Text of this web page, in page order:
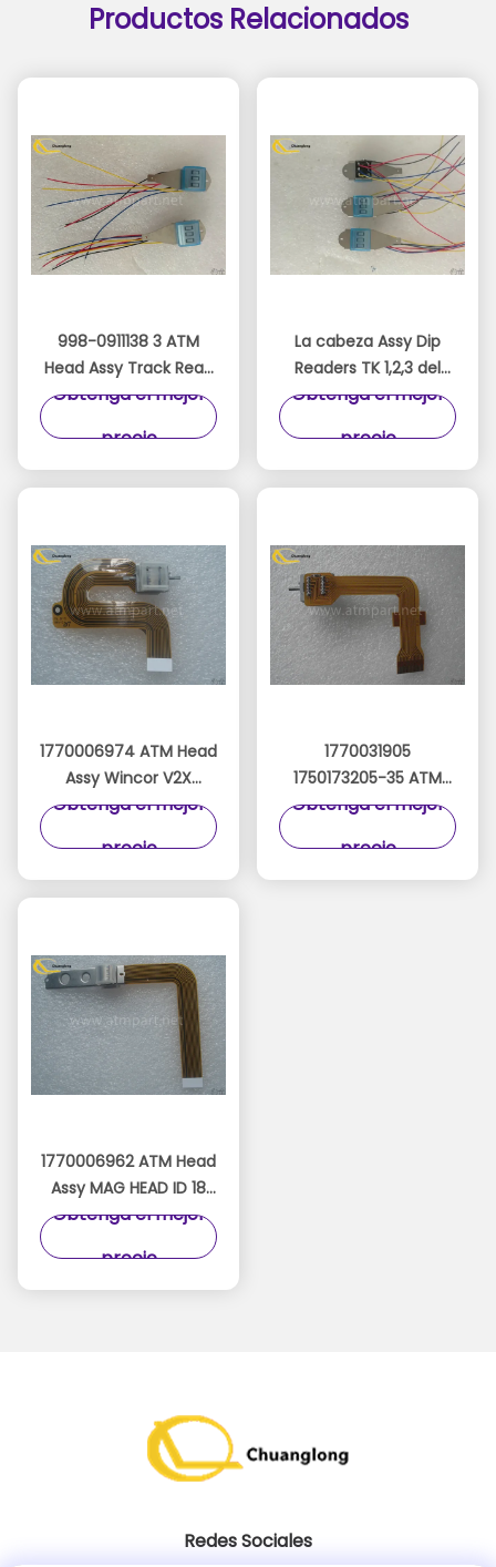
Productos Relacionados
998-0911138 3 ATM
Head Assy Track Read
Head For DIP READER
Obtenga el mejor
precio
La cabeza Assy Dip
Readers TK 1,2,3 del
cajero automático de
magnética del ICM
Obtenga el mejor
precio
1770006974 ATM Head
Assy Wincor V2X
Magnetic Head Read
Obtenga el mejor
precio
1770031905
1750173205-35 ATM
Head Assy Wincor
Obtenga el mejor
precio
1770006962 ATM Head
Assy MAG HEAD ID 18
01770006962 Wincor
Obtenga el mejor
precio
Redes Sociales